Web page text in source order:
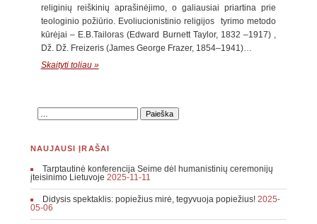
religinių reiškinių aprašinėjimo, o galiausiai priartina prie
teologinio požiūrio. Evoliucionistinio religijos tyrimo metodo
kūrėjai – E.B.Tailoras (Edward Burnett Taylor, 1832 –1917) ,
Dž. Dž. Freizeris (James George Frazer, 1854–1941)…
Skaityti toliau »
NAUJAUSI ĮRAŠAI
Tarptautinė konferencija Seime dėl humanistinių ceremonijų
įteisinimo Lietuvoje 2025-11-11
Didysis spektaklis: popiežius mirė, tegyvuoja popiežius! 2025-
05-06